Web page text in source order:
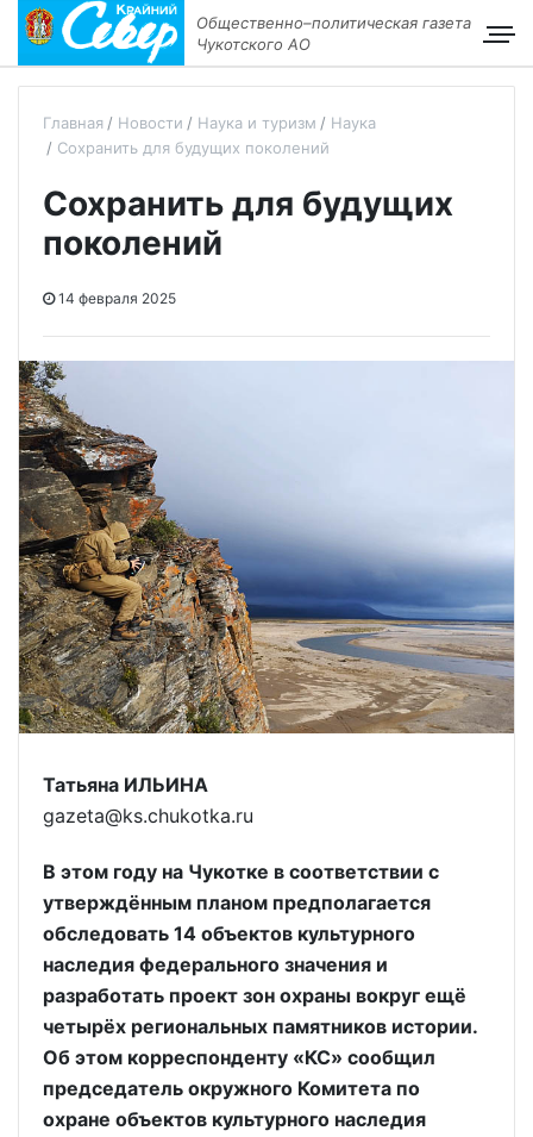
Общественно–политическая газета
Чукотского АО
Главная Новости Наука и туризм
Наука
Сохранить для будущих поколений
Сохранить для будущих
поколений
14 февраля 2025
Татьяна ИЛЬИНА
gazeta@ks.chukotka.ru
В этом году на Чукотке в соответствии с
утверждённым планом предполагается
обследовать 14 объектов культурного
наследия федерального значения и
разработать проект зон охраны вокруг ещё
четырёх региональных памятников истории.
Об этом корреспонденту «КС» сообщил
председатель окружного Комитета по
охране объектов культурного наследия